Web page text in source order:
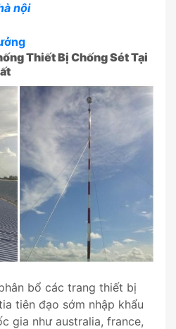
nội
Thiết Bị Chống Sét Tại
bổ các trang thiết bị
tiên đạo sớm nhập khẩu
gia như australia, france,